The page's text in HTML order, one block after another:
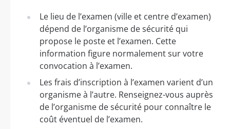
Le lieu de l’examen (ville et centre d’examen)
dépend de l’organisme de sécurité qui
propose le poste et l’examen. Cette
information figure normalement sur votre
convocation à l’examen.
Les frais d’inscription à l’examen varient d’un
organisme à l’autre. Renseignez-vous auprès
de l’organisme de sécurité pour connaître le
coût éventuel de l’examen.